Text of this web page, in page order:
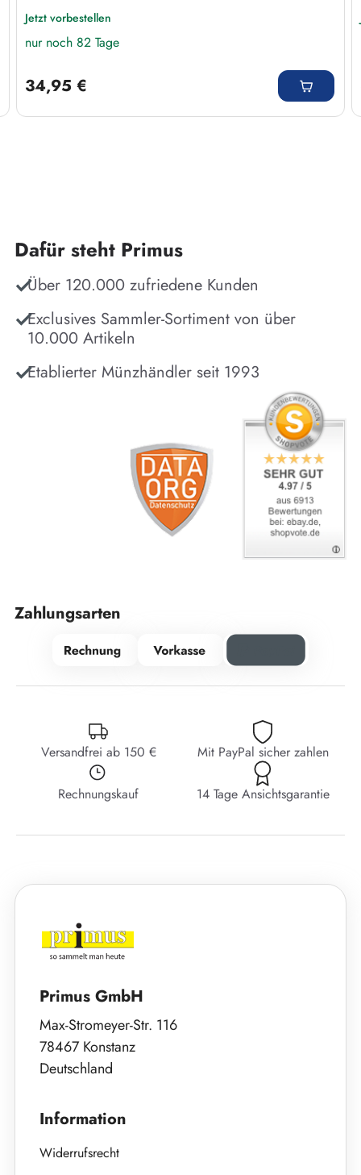
Jetzt vorbestellen
nur noch 82 Tage
34,95 €
Dafür steht Primus
Über 120.000 zufriedene Kunden
Exclusives Sammler-Sortiment von über
10.000 Artikeln
Etablierter Münzhändler seit 1993
Zahlungsarten
Versandfrei ab 150 € Mit PayPal sicher zahlen
Rechnungskauf 14 Tage Ansichtsgarantie
Primus GmbH
Max-Stromeyer-Str. 116
78467 Konstanz
Deutschland
Information
Widerrufsrecht